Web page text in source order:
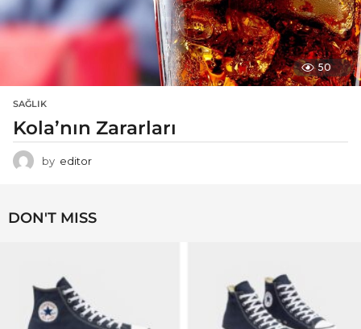
50
SAĞLIK
Kola’nın Zararları
by editor
DON'T MISS